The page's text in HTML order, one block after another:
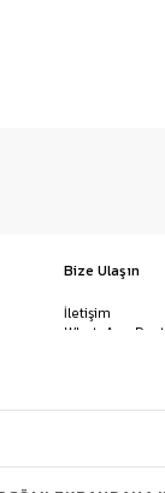
Bize Ulaşın
İletişim
WhatsApp
Havale/EFT ve